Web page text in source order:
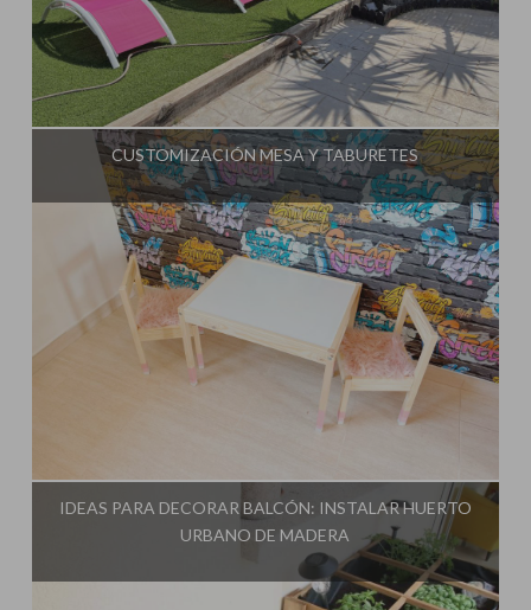
Influencer:Mami Crafter
CUSTOMIZACIÓN MESA Y TABURETES
IDEAS PARA DECORAR BALCÓN: INSTALAR HUERTO
URBANO DE MADERA